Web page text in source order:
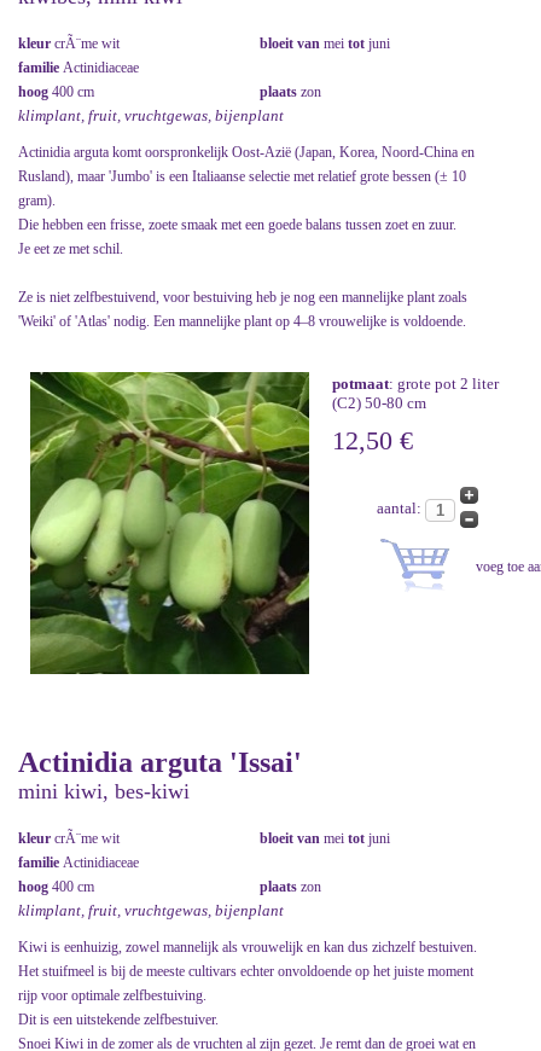
kleur crÃ¨me wit bloeit van mei tot juni
familie Actinidiaceae
hoog 400 cm plaats zon
klimplant, fruit, vruchtgewas, bijenplant
Actinidia arguta komt oorspronkelijk Oost-Azië (Japan, Korea, Noord-China en
Rusland), maar 'Jumbo' is een Italiaanse selectie met relatief grote bessen (± 10
gram).
Die hebben een frisse, zoete smaak met een goede balans tussen zoet en zuur.
Je eet ze met schil.
Ze is niet zelfbestuivend, voor bestuiving heb je nog een mannelijke plant zoals
'Weiki' of 'Atlas' nodig. Een mannelijke plant op 4–8 vrouwelijke is voldoende.
potmaat: grote pot 2 liter
(C2) 50-80 cm
12,50 €
aantal:
Actinidia arguta 'Issai'
mini kiwi, bes-kiwi
kleur crÃ¨me wit bloeit van mei tot juni
familie Actinidiaceae
hoog 400 cm plaats zon
klimplant, fruit, vruchtgewas, bijenplant
Kiwi is eenhuizig, zowel mannelijk als vrouwelijk en kan dus zichzelf bestuiven.
Het stuifmeel is bij de meeste cultivars echter onvoldoende op het juiste moment
rijp voor optimale zelfbestuiving.
Dit is een uitstekende zelfbestuiver.
Snoei Kiwi in de zomer als de vruchten al zijn gezet. Je remt dan de groei wat en